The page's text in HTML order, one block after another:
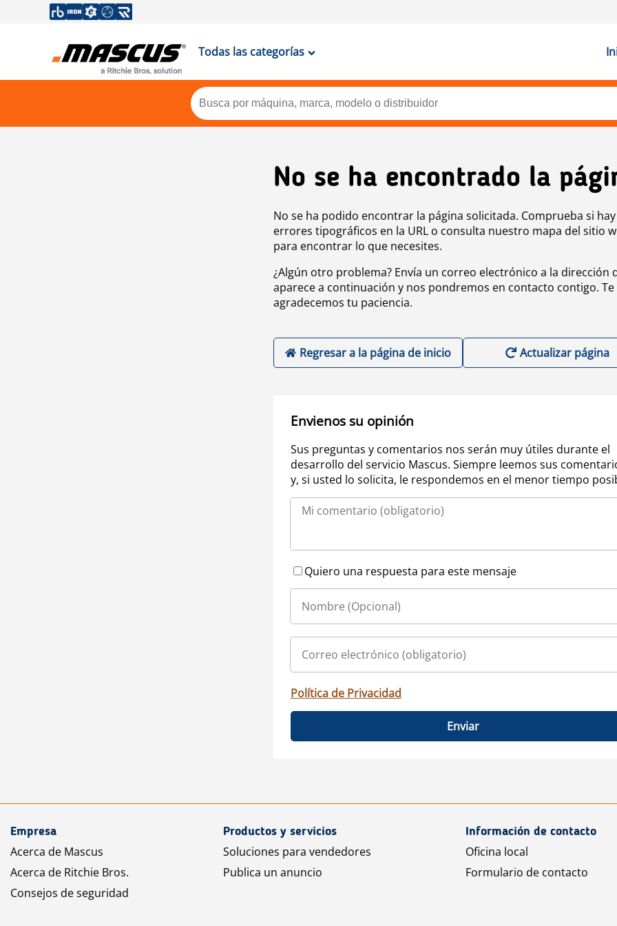
Todas las categorías
No se ha encontrado la
No se ha podido encontrar la página solicitada. Comprueba si hay
errores tipográficos en la URL o consulta nuestro mapa del sitio
para encontrar lo que necesites.
¿Algún otro problema? Envía un correo electrónico a la dirección
aparece a continuación y nos pondremos en contacto contigo. Te
agradecemos tu paciencia.
Regresar a la página de inicio Actualizar página
Envienos su opinión
Sus preguntas y comentarios nos serán muy útiles durante el
desarrollo del servicio Mascus. Siempre leemos sus
y, si usted lo solicita, le respondemos en el menor tiempo
Quiero una respuesta para este mensaje
Política de Privacidad
Enviar
Empresa
Acerca de Mascus
Acerca de Ritchie Bros.
Consejos de seguridad
Productos y servicios
Soluciones para vendedores
Publica un anuncio
Información de contacto
Oficina local
Formulario de contacto